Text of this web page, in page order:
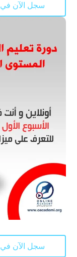
سجل الآن في B2
سجل الآن في B1